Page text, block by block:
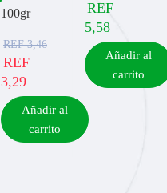
100gr
REF3,46
REF
3,29
Añadir al
carrito
REF
5,58
Añadir al
carrito